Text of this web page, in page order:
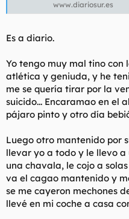
www.diariosur.es
Es a diario.
Yo tengo muy mal tino con
atlética y geniuda, y he
me se quería tirar por la
suicido... Encaramao en el
pájaro pinto y otro día
Luego otro mantenido por
llevar yo a todo y le llevo a
una chavala, le cojo a
va el cagao mantenido y
se me cayeron mechones
llevé en mi coche a casa